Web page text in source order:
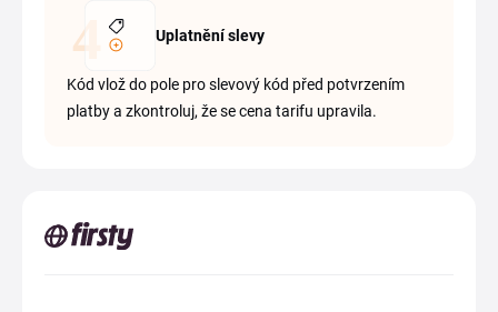
Uplatnění slevy
Kód vlož do pole pro slevový kód před potvrzením
platby a zkontroluj, že se cena tarifu upravila.